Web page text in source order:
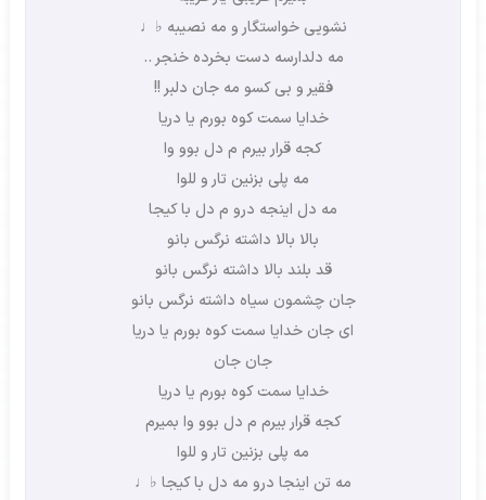
نشویی خواستگار و مه نصیبه ♭♩
مه دلدارسه دست بخرده خنجر ..
فقیر و بی کسو مه جان دلبر !!
خدایا سمت کوه بورم یا دریا
کجه قرار بیرم م دل بوو وا
مه پلی بزنین تار و للوا
مه دل اینجه درو م دل با کیجا
بالا بالا داشته نرگس بانو
قد بلند بالا داشته نرگس بانو
جان چشمون سیاه داشته نرگس بانو
ای جان خدایا سمت کوه بورم یا دریا
جان جان
خدایا سمت کوه بورم یا دریا
کجه قرار بیرم م دل بوو وا بمیرم
مه پلی بزنین تار و للوا
مه تن اینجا درو مه دل با کیجا ♭♩